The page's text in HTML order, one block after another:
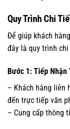
Quy Trình Chi
Để giúp khách
đây là quy trình
Bước 1: Tiếp Nhận
– Khách hàng liên
đến trực tiếp văn
– Cung cấp thông